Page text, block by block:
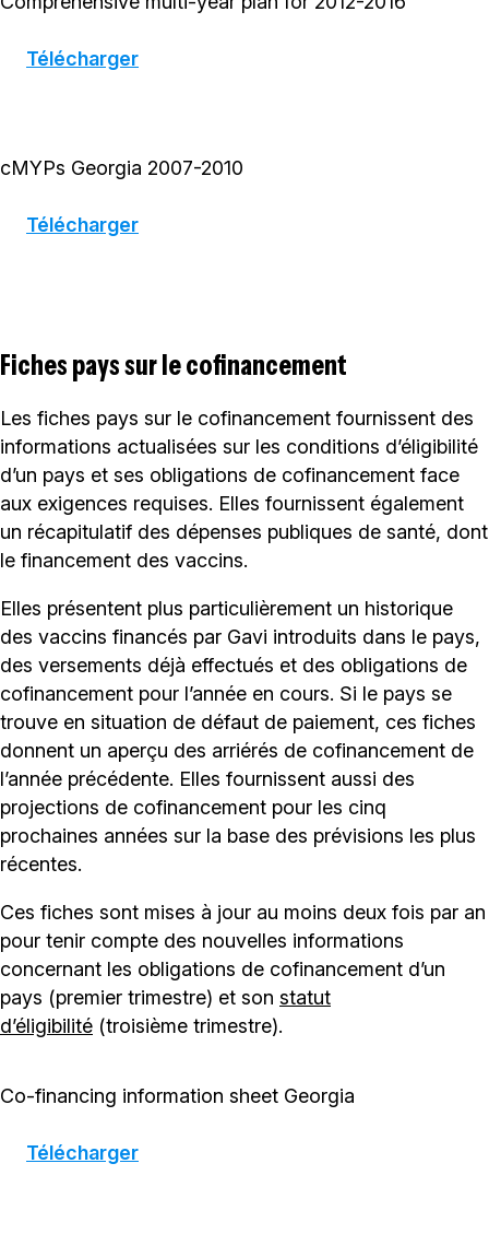
Télécharger
cMYPs Georgia 2007-2010
Télécharger
Fiches pays sur le cofinancement
Les fiches pays sur le cofinancement fournissent des
informations actualisées sur les conditions d’éligibilité
d’un pays et ses obligations de cofinancement face
aux exigences requises. Elles fournissent également
un récapitulatif des dépenses publiques de santé, dont
le financement des vaccins.
Elles présentent plus particulièrement un historique
des vaccins financés par Gavi introduits dans le pays,
des versements déjà effectués et des obligations de
cofinancement pour l’année en cours. Si le pays se
trouve en situation de défaut de paiement, ces fiches
donnent un aperçu des arriérés de cofinancement de
l’année précédente. Elles fournissent aussi des
projections de cofinancement pour les cinq
prochaines années sur la base des prévisions les plus
récentes.
Ces fiches sont mises à jour au moins deux fois par an
pour tenir compte des nouvelles informations
concernant les obligations de cofinancement d’un
pays (premier trimestre) et son statut
d’éligibilité (troisième trimestre).
Co-financing information sheet Georgia
Télécharger